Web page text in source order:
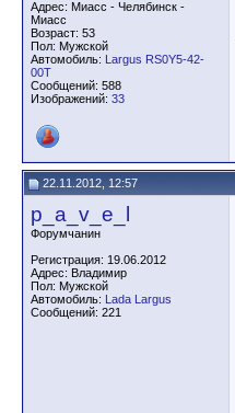
Адрес: Миасс - Челябинск -
Миасс
Возраст: 53
Пол: Мужской
Автомобиль: Largus RS0Y5-42-
00T
Сообщений: 588
Изображений: 33
22.11.2012, 12:57
p_a_v_e_l
Форумчанин
Регистрация: 19.06.2012
Адрес: Владимир
Пол: Мужской
Автомобиль: Lada Largus
Сообщений: 221